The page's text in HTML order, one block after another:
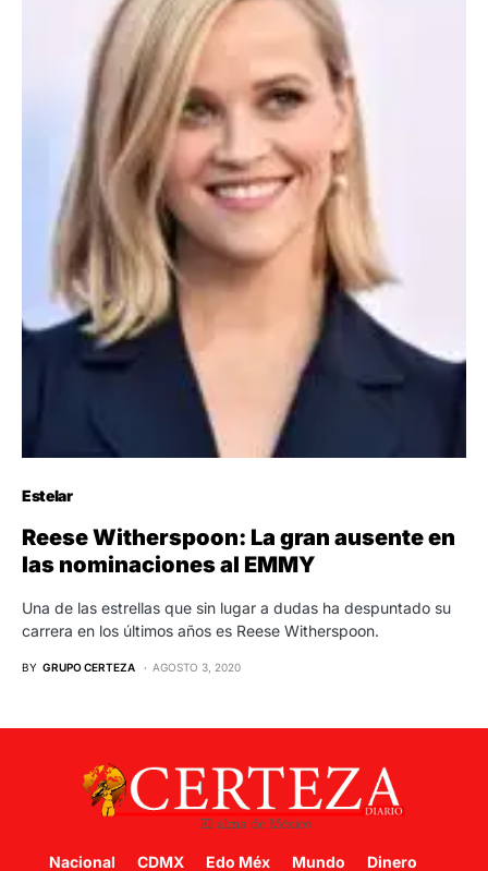
Estelar
Reese Witherspoon: La gran ausente en
las nominaciones al EMMY
Una de las estrellas que sin lugar a dudas ha despuntado su
carrera en los últimos años es Reese Witherspoon.
BY GRUPO CERTEZA AGOSTO 3, 2020
Nacional CDMX Edo Méx Mundo Dinero